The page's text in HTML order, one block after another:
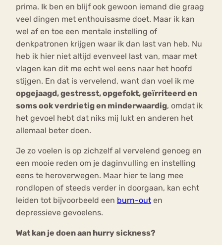
prima. Ik ben en blijf ook gewoon iemand die graag
veel dingen met enthouisasme doet. Maar ik kan
wel af en toe een mentale instelling of
denkpatronen krijgen waar ik dan last van heb. Nu
heb ik hier niet altijd evenveel last van, maar met
vlagen kan dit me echt wel eens naar het hoofd
stijgen. En dat is vervelend, want dan voel ik me
opgejaagd, gestresst, opgefokt, geïrriteerd en
soms ook verdrietig en minderwaardig, omdat ik
het gevoel hebt dat niks mij lukt en anderen het
allemaal beter doen.
Je zo voelen is op zichzelf al vervelend genoeg en
een mooie reden om je daginvulling en instelling
eens te heroverwegen. Maar hier te lang mee
rondlopen of steeds verder in doorgaan, kan echt
leiden tot bijvoorbeeld een burn-out en
depressieve gevoelens.
Wat kan je doen aan hurry sickness?